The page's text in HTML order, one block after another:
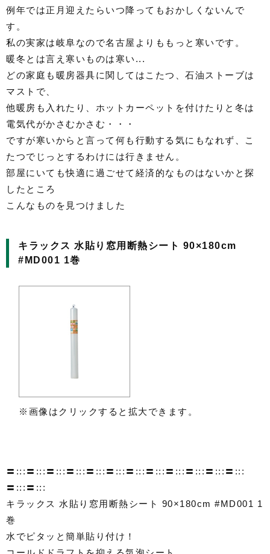
例年では正月迎えたらいつ降ってもおかしくないんで
す。
私の実家は岐阜なので名古屋よりももっと寒いです。
暖冬とは言え寒いものは寒い...
どの家庭も暖房器具に関してはこたつ、石油ストーブは
マストで、
他暖房も入れたり、ホットカーペットを付けたりと冬は
電気代がかさむかさむ・・・
ですが寒いからと言って何も行動する気にもなれず、こ
たつでじっとするわけには行きません。
部屋にいても快適に過ごせて経済的なものはないかと探
したところ
こんなものを見つけました
キラックス 水貼り窓用断熱シート 90×180cm
#MD001 1巻
※画像はクリックすると拡大できます。
〓:::〓:::〓:::〓:::〓:::〓:::〓:::〓:::〓:::〓:::〓:::〓:::
〓:::〓:::
キラックス 水貼り窓用断熱シート 90×180cm #MD001 1
巻
水でピタッと簡単貼り付け！